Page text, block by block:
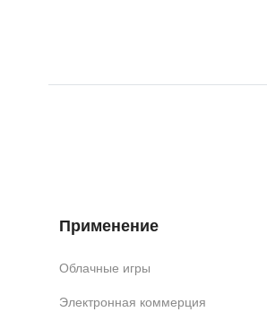
Применение
Облачные игры
Электронная коммерция